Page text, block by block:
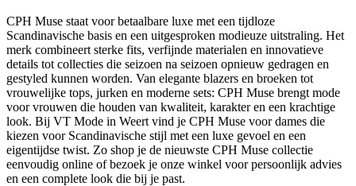
CPH Muse staat voor betaalbare luxe met een tijdloze
Scandinavische basis en een uitgesproken modieuze uitstraling. Het
merk combineert sterke fits, verfijnde materialen en innovatieve
details tot collecties die seizoen na seizoen opnieuw gedragen en
gestyled kunnen worden. Van elegante blazers en broeken tot
vrouwelijke tops, jurken en moderne sets: CPH Muse brengt mode
voor vrouwen die houden van kwaliteit, karakter en een krachtige
look. Bij VT Mode in Weert vind je CPH Muse voor dames die
kiezen voor Scandinavische stijl met een luxe gevoel en een
eigentijdse twist. Zo shop je de nieuwste CPH Muse collectie
eenvoudig online of bezoek je onze winkel voor persoonlijk advies
en een complete look die bij je past.